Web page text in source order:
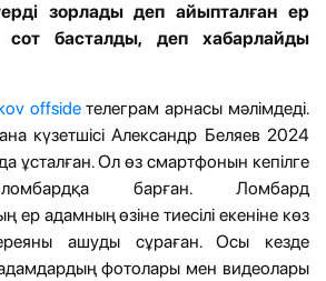
зорлады деп айыпталған ер
басталды, деп хабарлайды
offsideтелеграм арнасы мәлімдеді.
күзетшісі Александр Беляев 2024
ұсталған. Ол өз смартфонын кепілге
барған. Ломбард
ер адамның өзіне тиесілі екеніне көз
ашуды сұраған. Осы кезде
фотолары мен видеолары